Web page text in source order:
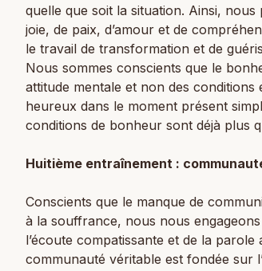
quelle que soit la situation. Ainsi,
joie, de paix, d’amour et de
le travail de transformation et de
Nous sommes conscients que le
attitude mentale et non des
heureux dans le moment présent
conditions de bonheur sont déjà plus
Huitième entraînement :
Conscients que le manque de
à la souffrance, nous nous
l’écoute compatissante et de la parole
communauté véritable est fondée sur